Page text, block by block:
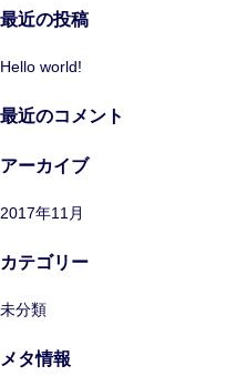
最近の投稿
Hello world!
最近のコメント
アーカイブ
2017年11月
カテゴリー
未分類
メタ情報